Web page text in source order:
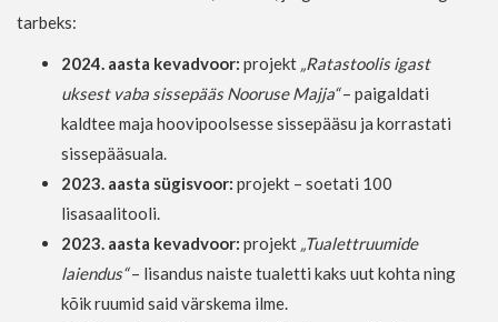
tarbeks:
2024. aasta kevadvoor: projekt „Ratastoolis igast
uksest vaba sissepääs Nooruse Majja“– paigaldati
kaldtee maja hoovipoolsesse sissepääsu ja korrastati
sissepääsuala.
2023. aasta sügisvoor: projekt – soetati 100
lisasaalitooli.
2023. aasta kevadvoor: projekt „Tualettruumide
laiendus“– lisandus naiste tualetti kaks uut kohta ning
kõik ruumid said värskema ilme.